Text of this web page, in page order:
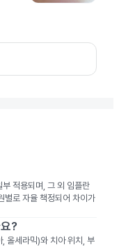
적용되며, 그 외 임플란
별로 자율 책정되어 차이가
?
올세라믹)와 치아 위치, 부